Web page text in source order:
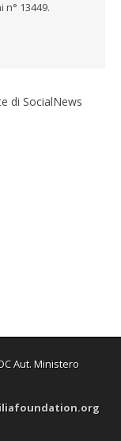
n° 13449.
di SocialNews
Aut. Ministero